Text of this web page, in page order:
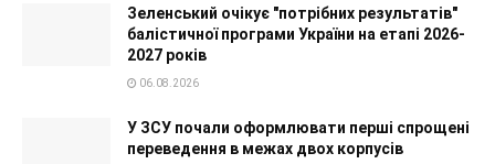
Зеленський очікує "потрібних результатів"
балістичної програми України на етапі 2026-
2027 років
06.08.2026
У ЗСУ почали оформлювати перші спрощені
переведення в межах двох корпусів